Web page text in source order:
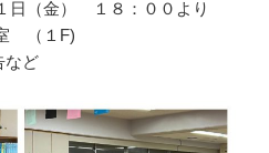
日（金） １８：００より
（１F)
など